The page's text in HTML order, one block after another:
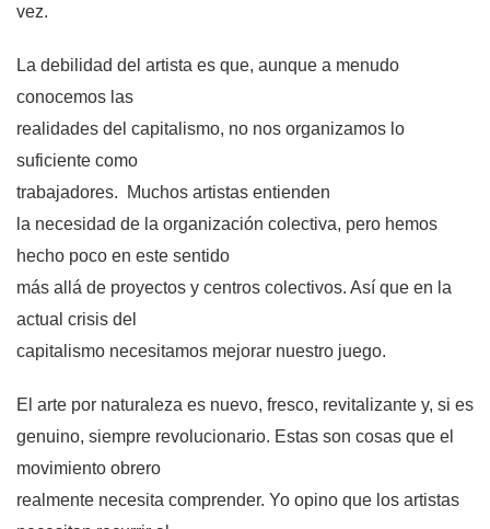
vez.
La debilidad del artista es que, aunque a menudo
conocemos las
realidades del capitalismo, no nos organizamos lo
suficiente como
trabajadores.
Muchos artistas entienden
la necesidad de la organización colectiva, pero hemos
hecho poco en este sentido
más allá de proyectos y centros colectivos. Así que en la
actual crisis del
capitalismo necesitamos mejorar nuestro juego.
El arte por naturaleza es nuevo, fresco, revitalizante y, si es
genuino, siempre revolucionario. Estas son cosas que el
movimiento obrero
realmente necesita comprender. Yo opino que los artistas